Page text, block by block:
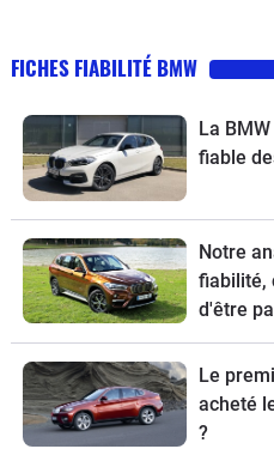
FICHES FIABILITÉ BMW
La
fiable
Notre
fiabilité,
d'être
Le
acheté
?